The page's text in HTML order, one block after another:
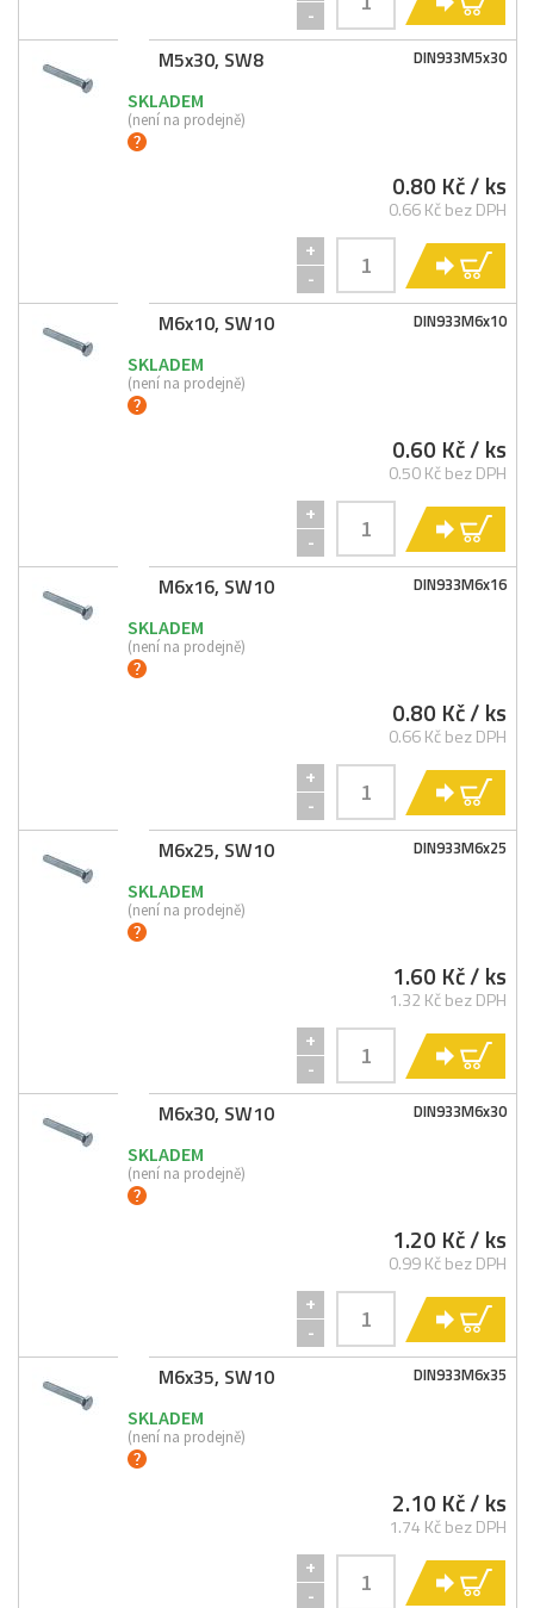
-
DIN933M5x30
M5x30, SW8
SKLADEM
(není na prodejně)
0.80 Kč/ ks
0.66 Kč bez DPH
+
-
DIN933M6x10
M6x10, SW10
SKLADEM
(není na prodejně)
0.60 Kč/ ks
0.50 Kč bez DPH
+
-
DIN933M6x16
M6x16, SW10
SKLADEM
(není na prodejně)
0.80 Kč/ ks
0.66 Kč bez DPH
+
-
DIN933M6x25
M6x25, SW10
SKLADEM
(není na prodejně)
1.60 Kč/ ks
1.32 Kč bez DPH
+
-
DIN933M6x30
M6x30, SW10
SKLADEM
(není na prodejně)
1.20 Kč/ ks
0.99 Kč bez DPH
+
-
DIN933M6x35
M6x35, SW10
SKLADEM
(není na prodejně)
2.10 Kč/ ks
1.74 Kč bez DPH
+
-